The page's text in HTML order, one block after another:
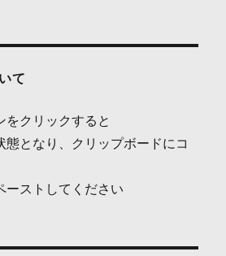
て
をクリックすると
態となり、クリップボードにコ
ーストしてください